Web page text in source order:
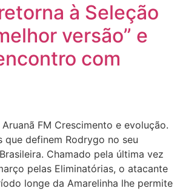
à Seleção
versão” e
com
FM Crescimento e evolução.
que definem Rodrygo no seu
Chamado pela última vez
pelas Eliminatórias, o atacante
longe da Amarelinha lhe permite